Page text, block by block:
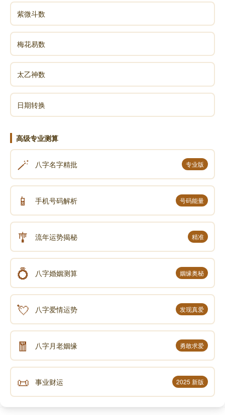
紫微斗数
梅花易数
太乙神数
日期转换
高级专业测算
🪄 八字名字精批 专业版
📱 手机号码解析 号码能量
🎐 流年运势揭秘 精准
💍 八字婚姻测算 姻缘奥秘
💘 八字爱情运势 发现真爱
🧧 八字月老姻缘 勇敢求爱
📜 事业财运 2025 新版